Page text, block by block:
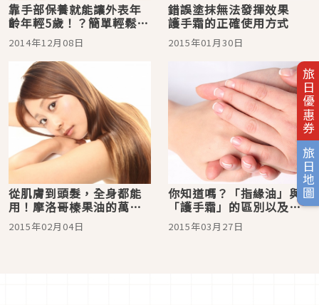
旅日優惠券
旅日地圖
靠手部保養就能讓外表年
齡年輕5歲！？簡單輕鬆的
手部保養方法
2014年12月08日
錯誤塗抹無法發揮效果
護手霜的正確使用方式
2015年01月30日
從肌膚到頭髮，全身都能
用！摩洛哥榛果油的萬能
美容力
2015年02月04日
你知道嗎？「指緣油」與
「護手霜」的區別以及使
用方式
2015年03月27日